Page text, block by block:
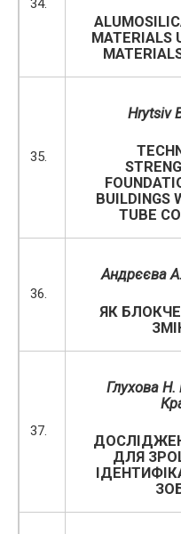
34.
MATERIALS
35.
Hrytsiv
BUILDINGS
TUBE
36.
Андрєєва
ЯК
37.
Глухова Н.
ДЛЯ